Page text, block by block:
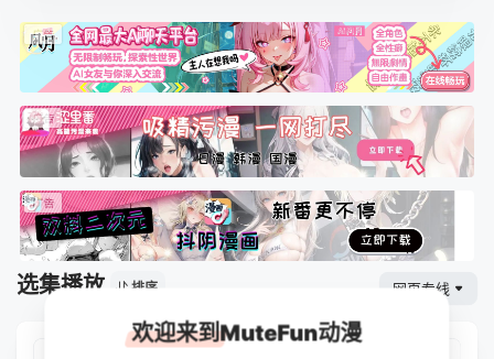
选集播放 排序 网页专线
欢迎来到MuteFun动漫